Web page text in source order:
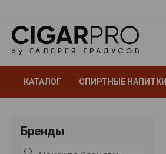
КАТАЛОГ СПИРТНЫЕ НАПИТКИ
Бренды